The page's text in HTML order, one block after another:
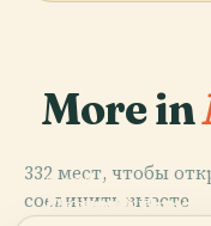
More in
332 мест, чтобы
соединить вместе.
PLACE
Старый Порт
PLACE
Монреальский